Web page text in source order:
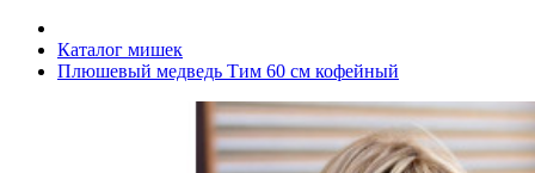
Каталог мишек
Плюшевый медведь Тим 60 см кофейный